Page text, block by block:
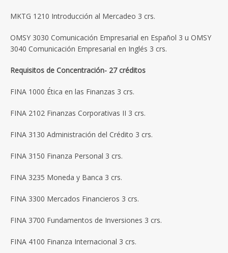
MKTG 1210 Introducción al Mercadeo 3 crs.
OMSY 3030 Comunicación Empresarial en Español 3 u OMSY
3040 Comunicación Empresarial en Inglés 3 crs.
Requisitos de Concentración- 27 créditos
FINA 1000 Ética en las Finanzas 3 crs.
FINA 2102 Finanzas Corporativas II 3 crs.
FINA 3130 Administración del Crédito 3 crs.
FINA 3150 Finanza Personal 3 crs.
FINA 3235 Moneda y Banca 3 crs.
FINA 3300 Mercados Financieros 3 crs.
FINA 3700 Fundamentos de Inversiones 3 crs.
FINA 4100 Finanza Internacional 3 crs.